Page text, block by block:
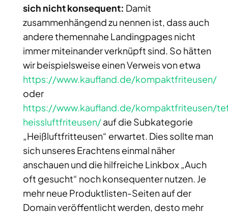
sich nicht konsequent: Damit
zusammenhängend zu nennen ist, dass auch
andere themennahe Landingpages nicht
immer miteinander verknüpft sind. So hätten
wir beispielsweise einen Verweis von etwa
https://www.kaufland.de/kompaktfriteusen/
oder
https://www.kaufland.de/kompaktfriteusen/
heissluftfriteusen/auf die Subkategorie
„Heißluftfritteusen“ erwartet. Dies sollte man
sich unseres Erachtens einmal näher
anschauen und die hilfreiche Linkbox „Auch
oft gesucht“ noch konsequenter nutzen. Je
mehr neue Produktlisten-Seiten auf der
Domain veröffentlicht werden, desto mehr